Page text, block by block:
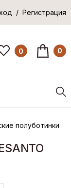
/ Регистрация
0 0
полуботинки